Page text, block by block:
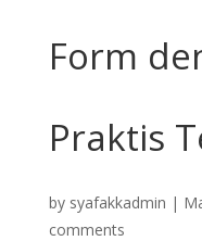
Form
Praktis
by syafakkadmin |
comments